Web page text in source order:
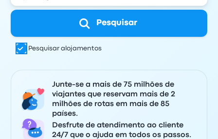
Pesquisar
Pesquisar alojamentos
Junte-se a mais de 75 milhões de
viajantes que reservam mais de 2
milhões de rotas em mais de 85
países.
Desfrute de atendimento ao cliente
24/7 que o ajuda em todos os passos.